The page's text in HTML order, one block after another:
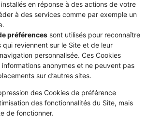
en réponse à des actions de votre
à des services comme par exemple un
préférences sont utilisés pour reconnaître
qui reviennent sur le Site et de leur
personnalisée. Ces Cookies
anonymes et ne peuvent pas
sur d’autres sites.
des Cookies de préférence
des fonctionnalités du Site, mais
de fonctionner.